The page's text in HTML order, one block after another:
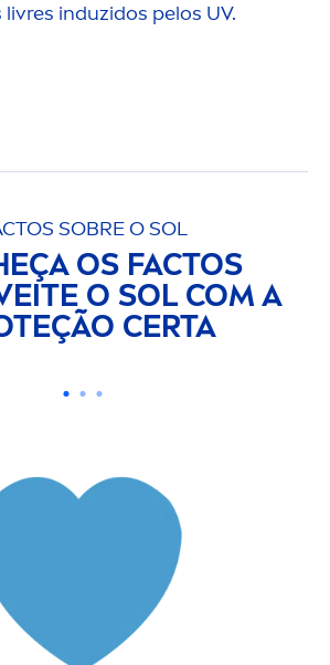
livres induzidos pelos UV.
SOBRE O SOL
OS FACTOS
O SOL COM A
CERTA